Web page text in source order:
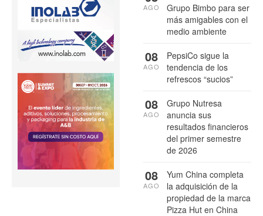
Grupo Bimbo para ser
más amigables con el
medio ambiente
AGO
PepsiCo sigue la
tendencia de los
refrescos “sucios”
08
AGO
Grupo Nutresa
anuncia sus
resultados financieros
del primer semestre
de 2026
08
AGO
Yum China completa
la adquisición de la
propiedad de la marca
Pizza Hut en China
08
AGO